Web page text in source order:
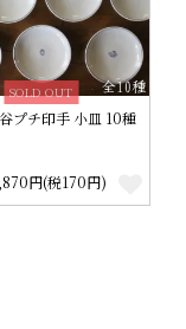
SOLD OUT
プチ印手 小皿 10種
円(税170円)